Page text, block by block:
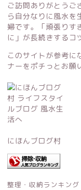
ご訪問ありがとうご
ら自分なりに風水を
婦です。「頑張りす
に」が長続きするコ
このサイトが参考に
ナーをポチっとお願
にほんブログ村
整理・収納ランキング